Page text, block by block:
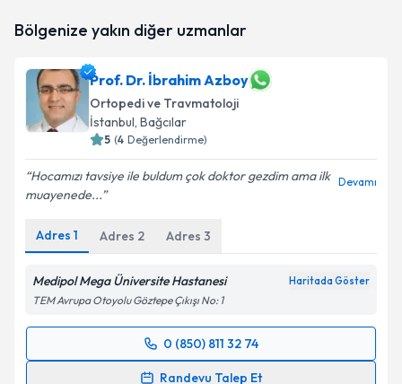
Bölgenize yakın diğer uzmanlar
Prof. Dr. İbrahim Azboy
Ortopedi ve Travmatoloji
İstanbul, Bağcılar
5 (4 Değerlendirme)
Hocamızı tavsiye ile buldum çok doktor gezdim ama ilk
muayenede...
Devamı
Adres 1 Adres 2 Adres 3
Medipol Mega Üniversite Hastanesi Haritada Göster
TEM Avrupa Otoyolu Göztepe Çıkışı No: 1
0 (850) 811 32 74
Randevu Talep Et
Randevu Takvimi Talebi